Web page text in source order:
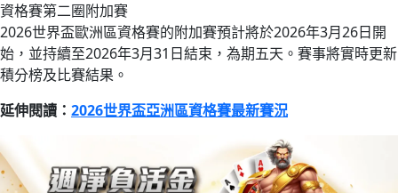
資格賽第二圈附加賽
2026世界盃歐洲區資格賽的附加賽預計將於2026年3月26日開
始，並持續至2026年3月31日結束，為期五天。賽事將實時更新
積分榜及比賽結果。
延伸閱讀： 2026世界盃亞洲區資格賽最新賽況